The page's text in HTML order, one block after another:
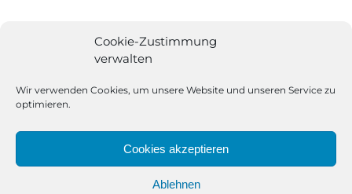
Cookie-Zustimmung
verwalten
Wir verwenden Cookies, um unsere Website und unseren Service zu
optimieren.
Cookies akzeptieren
Ablehnen